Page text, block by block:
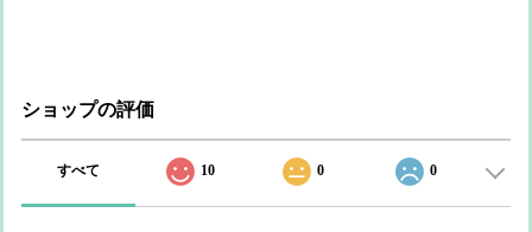
ショップの評価
すべて 10 0 0